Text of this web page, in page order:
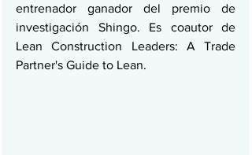
entrenador ganador del premio de
investigación Shingo. Es coautor de
Lean Construction Leaders: A Trade
Partner's Guide to Lean.